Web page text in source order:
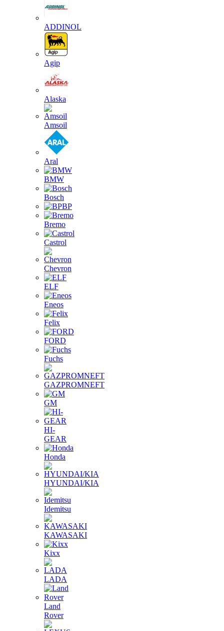
ADDINOL
Agip
Alaska
Amsoil
Aral
BMW
Bosch
BP
Bremo
Castrol
Chevron
ELF
Eneos
Felix
FORD
Fuchs
GAZPROMNEFT
GM
HI-
GEAR
Honda
HYUNDAI/KIA
Idemitsu
KAWASAKI
Kixx
LADA
Land
Rover